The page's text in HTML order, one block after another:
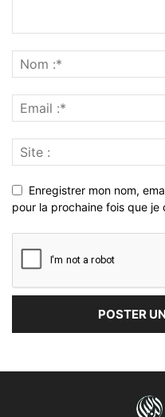
Enregistrer mon nom,
pour la prochaine fois que je